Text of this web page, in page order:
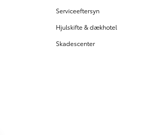
Serviceeftersyn
Hjulskifte & dækhotel
Skadescenter
22:41-Stsbiler.dk